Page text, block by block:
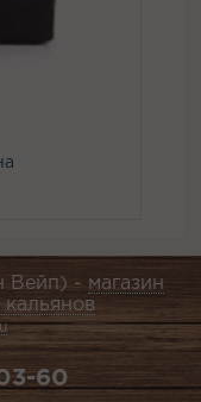
Вейп) - магазин
кальянов
60